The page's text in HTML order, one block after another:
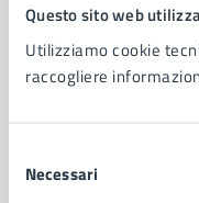
Questo sito web
Utilizziamo cookie
raccogliere
delNecessari
Segnalazione problemi
Piano di miglioramento